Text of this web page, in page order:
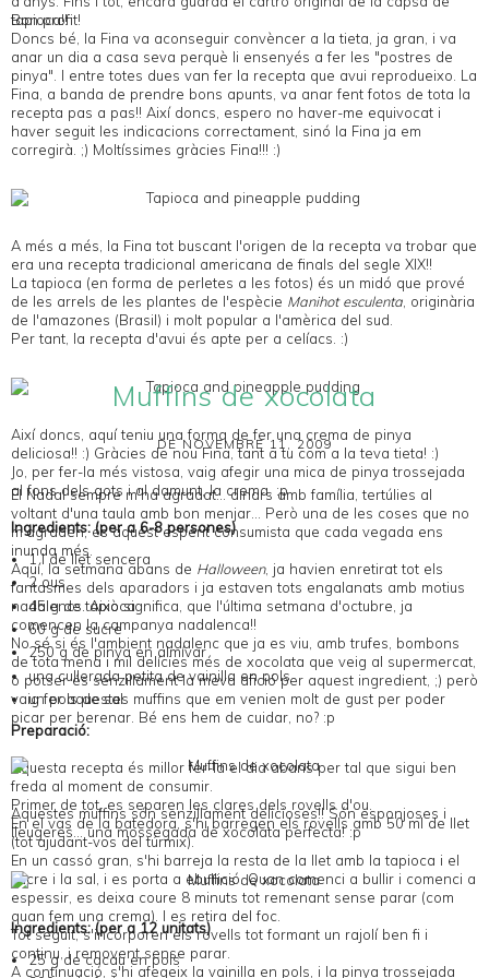
Bon profit!
tapioca!!
Doncs bé, la Fina va aconseguir convèncer a la tieta, ja gran, i va
anar un dia a casa seva perquè li ensenyés a fer les "postres de
pinya". I entre totes dues van fer la recepta que avui reprodueixo. La
Fina, a banda de prendre bons apunts, va anar fent fotos de tota la
recepta pas a pas!! Així doncs, espero no haver-me equivocat i
haver seguit les indicacions correctament, sinó la Fina ja em
corregirà. ;) Moltíssimes gràcies Fina!!! :)
A més a més, la Fina tot buscant l'origen de la recepta va trobar que
era una recepta tradicional americana de finals del segle XIX!!
La tapioca (en forma de perletes a les fotos) és un midó que prové
de les arrels de les plantes de l'espècie Manihot esculenta , originària
de l'amazones (Brasil) i molt popular a l'amèrica del sud.
Per tant, la recepta d'avui és apte per a celíacs. :)
Així doncs, aquí teniu una forma de fer una crema de pinya
deliciosa!! :) Gràcies de nou Fina, tant a tu com a la teva tieta! :)
Jo, per fer-la més vistosa, vaig afegir una mica de pinya trossejada
al fons dels gots i al damunt, la crema. :p
Ingredients: (per a 6-8 persones)
1 l de llet sencera
2 ous
45 g de tapioca
60 g de sucre
250 g de pinya en almívar
una cullerada petita de vainilla en pols
un pols de sal
Preparació:
Aquesta recepta és millor fer-la el dia abans per tal que sigui ben
freda al moment de consumir.
Primer de tot, es separen les clares dels rovells d'ou.
En el vas de la batedora, s'hi barregen els rovells amb 50 ml de llet
(tot ajudant-vos del túrmix).
En un cassó gran, s'hi barreja la resta de la llet amb la tapioca i el
sucre i la sal, i es porta a ebullició. Quan comenci a bullir i comenci a
espessir, es deixa coure 8 minuts tot remenant sense parar (com
quan fem una crema). I es retira del foc.
Tot seguit, s'incorporen els rovells tot formant un rajolí ben fi i
continu, i removent sense parar.
A continuació, s'hi afegeix la vainilla en pols, i la pinya trossejada
Muffins de xocolata
DE NOVEMBRE 11, 2009
El Nadal sempre m'ha agradat... dinars amb família, tertúlies al
voltant d'una taula amb bon menjar... Però una de les coses que no
m'agraden, és aquest esperit consumista que cada vegada ens
inunda més.
Aquí, la setmana abans de Halloween, ja havien enretirat tot els
fantasmes dels aparadors i ja estaven tots engalanats amb motius
nadalencs. Això significa, que l'última setmana d'octubre, ja
comencen la campanya nadalenca!!
No sé si és l'ambient nadalenc que ja es viu, amb trufes, bombons
de tota mena i mil delícies més de xocolata que veig al supermercat,
o potser és senzillament la meva afició per aquest ingredient, ;) però
vaig fer aquestes muffins que em venien molt de gust per poder
picar per berenar. Bé ens hem de cuidar, no? :p
Aquestes muffins són senzillament delicioses!! Són esponjoses i
lleugeres... una mossegada de xocolata perfecta! :p
Ingredients: (per a 12 unitats)
25 g de cacau en pols